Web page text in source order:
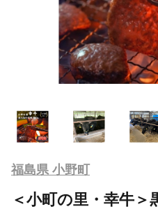
福島県 小野町
＜小町の里・幸牛